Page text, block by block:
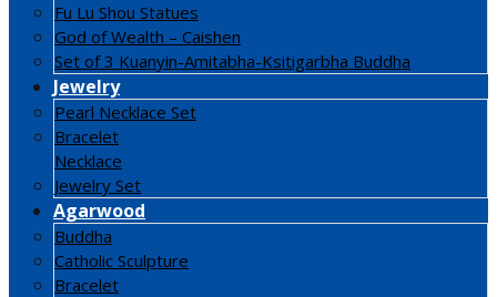
Fu Lu Shou Statues
God of Wealth – Caishen
Set of 3 Kuanyin-Amitabha-Ksitigarbha Buddha
Jewelry
Pearl Necklace Set
Bracelet
Necklace
Jewelry Set
Agarwood
Buddha
Catholic Sculpture
Bracelet